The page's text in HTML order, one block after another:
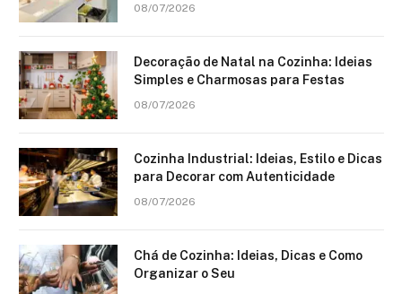
08/07/2026
Decoração de Natal na Cozinha: Ideias
Simples e Charmosas para Festas
08/07/2026
Cozinha Industrial: Ideias, Estilo e Dicas
para Decorar com Autenticidade
08/07/2026
Chá de Cozinha: Ideias, Dicas e Como
Organizar o Seu